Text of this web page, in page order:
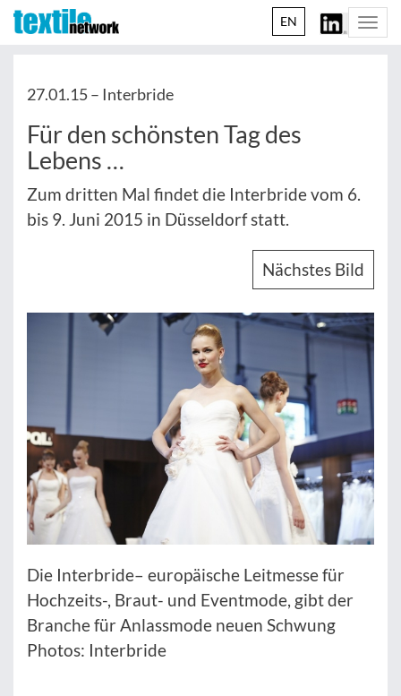
EN
27.01.15 – Interbride
Für den schönsten Tag des
Lebens …
Zum dritten Mal findet die Interbride vom 6.
bis 9. Juni 2015 in Düsseldorf statt.
Nächstes Bild
Die Interbride– europäische Leitmesse für
Hochzeits-, Braut- und Eventmode, gibt der
Branche für Anlassmode neuen Schwung
Photos: Interbride